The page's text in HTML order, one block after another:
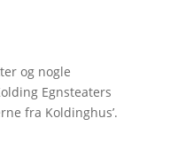
og nogle
Egnsteaters
fra Koldinghus’.